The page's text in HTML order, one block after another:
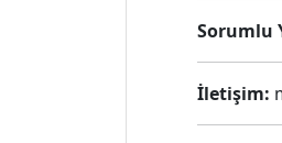
Sorumlu
İletişim: